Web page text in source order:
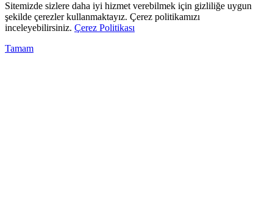
Sitemizde sizlere daha iyi hizmet verebilmek için gizliliğe uygun
şekilde çerezler kullanmaktayız. Çerez politikamızı
inceleyebilirsiniz. Çerez Politikası
Tamam